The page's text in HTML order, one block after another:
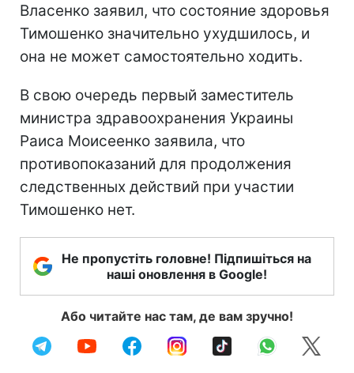
Власенко заявил, что состояние здоровья
Тимошенко значительно ухудшилось, и
она не может самостоятельно ходить.
В свою очередь первый заместитель
министра здравоохранения Украины
Раиса Моисеенко заявила, что
противопоказаний для продолжения
следственных действий при участии
Тимошенко нет.
Не пропустіть головне! Підпишіться на
наші оновлення в Google!
Або читайте нас там, де вам зручно!